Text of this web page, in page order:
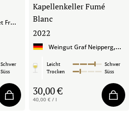
R
enaissance Fleuriet Fréres Loire
Schwer
Süss
Kapellenkeller Fumé
Blanc
2022
Weingut Graf Neipperg,
Leicht
Schwer
Trocken
Süss
30,00 €
40,00 € / l